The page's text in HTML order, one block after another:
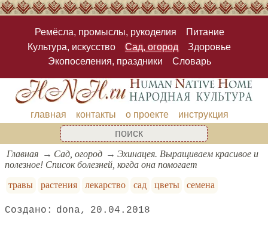
Ремёсла, промыслы, рукоделия
Питание
Культура, искусство
Сад, огород
Здоровье
Экопоселения, праздники
Словарь
главная контакты о проекте инструкция
Главная Сад, огород
Эхинацея. Выращиваем красивое и
полезное! Список болезней, когда она помогает
травы
растения лекарство сад цветы семена
dona 20.04.2018